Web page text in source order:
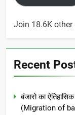
Join 18.6K other
Recent
बंजारो का ऐतिहासिक
(Migration of